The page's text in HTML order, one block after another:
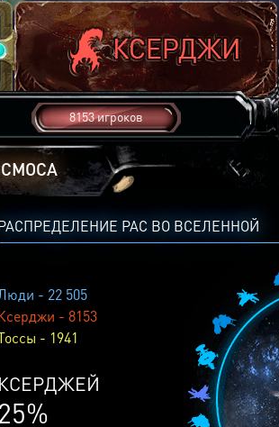
8153 игроков
РАС ВО ВСЕЛЕННОЙ
- 22 505
- 8153
- 1941
КСЕРДЖЕЙ
25%